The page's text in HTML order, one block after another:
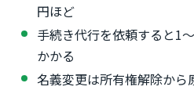
円ほど
手続き代行を依頼すると1
かかる
名義変更は所有権解除から